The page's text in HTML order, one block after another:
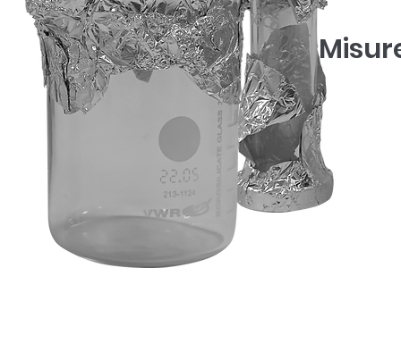
Le microplastiche sono inquinanti
prendiamo molto seriamente il
(bianchi)
sono obbligatori e
esperienza, i dati sulle
non hanno alcun valore. Oltre
perdita involontaria di